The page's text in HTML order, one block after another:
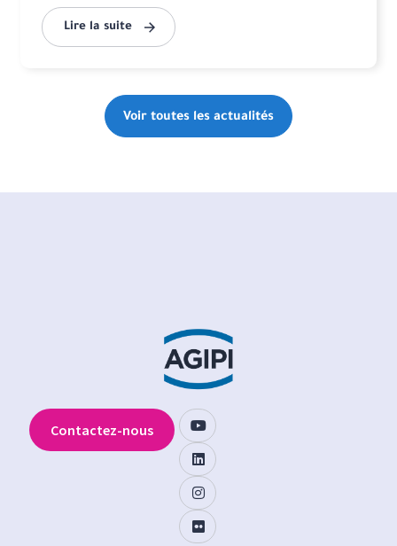
Lire la suite
Voir toutes les actualités
Contactez-nous